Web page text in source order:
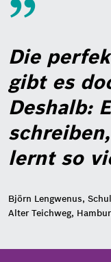
Die
gibt es
Deshalb:
lernt so
Björn Lengwenus,
Alter Teichweg,